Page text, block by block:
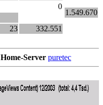
0
23
332.551
1.549.670
Home-Server puretec